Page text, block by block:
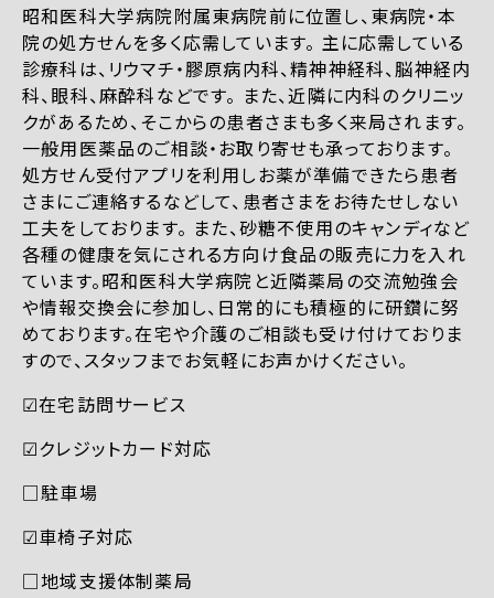
昭和医科大学病院附属東病院前に位置し、東病院・本
院の処方せんを多く応需しています。 主に応需している
診療科は、リウマチ・膠原病内科、精神神経科、脳神経内
科、眼科、麻酔科などです。 また、近隣に内科のクリニッ
クがあるため、そこからの患者さまも多く来局されます。
一般用医薬品のご相談・お取り寄せも承っております。
処方せん受付アプリを利用しお薬が準備できたら患者
さまにご連絡するなどして、患者さまをお待たせしない
工夫をしております。 また、砂糖不使用のキャンディなど
各種の健康を気にされる方向け食品の販売に力を入れ
ています。昭和医科大学病院と近隣薬局の交流勉強会
や情報交換会に参加し、日常的にも積極的に研鑽に努
めております。在宅や介護のご相談も受け付けておりま
すので、スタッフまでお気軽にお声かけください。
☑︎在宅訪問サービス
☑︎クレジットカード対応
□駐車場
☑︎車椅子対応
□地域支援体制薬局